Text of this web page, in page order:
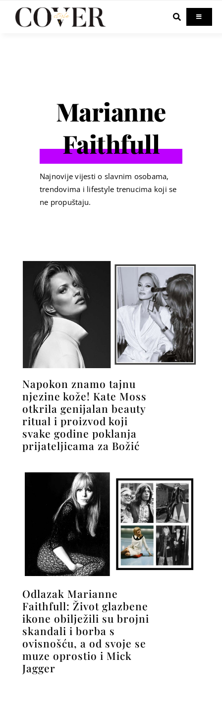
Toggle
Out & About
Marianne
Faithfull
Najnovije vijesti o slavnim osobama,
trendovima i lifestyle trenucima koji se
ne propuštaju.
Napokon znamo tajnu
njezine kože! Kate Moss
otkrila genijalan beauty
ritual i proizvod koji
svake godine poklanja
prijateljicama za Božić
Odlazak Marianne
Faithfull: Život glazbene
ikone obilježili su brojni
skandali i borba s
ovisnošću, a od svoje se
muze oprostio i Mick
Jagger